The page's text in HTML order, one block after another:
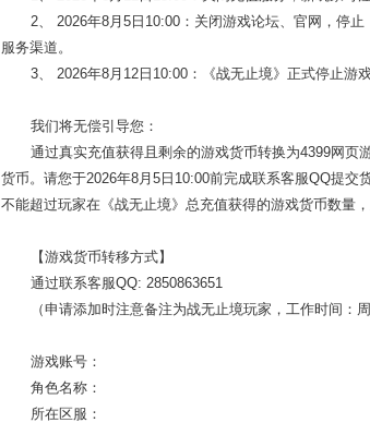
2、 2026年8月5日10:00：关闭游戏论坛、官网，停止
服务渠道。
3、 2026年8月12日10:00：《战无止境》正式停止游
我们将无偿引导您：
通过真实充值获得且剩余的游戏货币转换为4399网页
货币。请您于2026年8月5日10:00前完成联系客服QQ提
不能超过玩家在《战无止境》总充值获得的游戏货币数量
【游戏货币转移方式】
通过联系客服QQ: 2850863651
（申请添加时注意备注为战无止境玩家，工作时间：
游戏账号：
角色名称：
所在区服：